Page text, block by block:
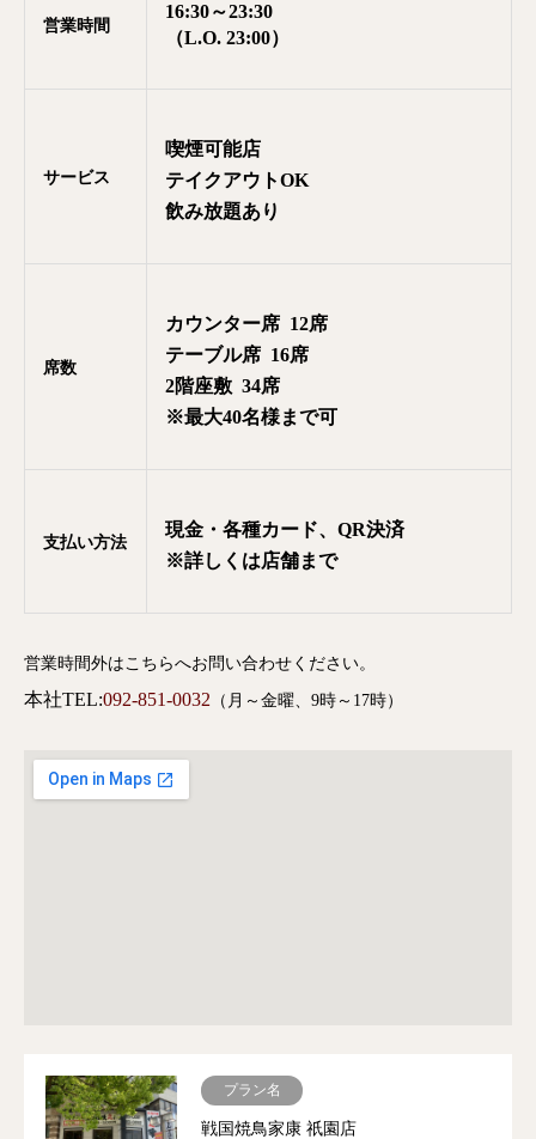
営業時間
16:30～23:30
（L.O. 23:00）
サービス
喫煙可能店
テイクアウトOK
飲み放題あり
席数
カウンター席 12席
テーブル席 16席
2階座敷 34席
※最大40名様まで可
支払い方法
現金・各種カード、QR決済
※詳しくは店舗まで
営業時間外はこちらへお問い合わせください。
本社TEL:092-851-0032 （月～金曜、9時～17時）
プラン名
戦国焼鳥家康 祇園店